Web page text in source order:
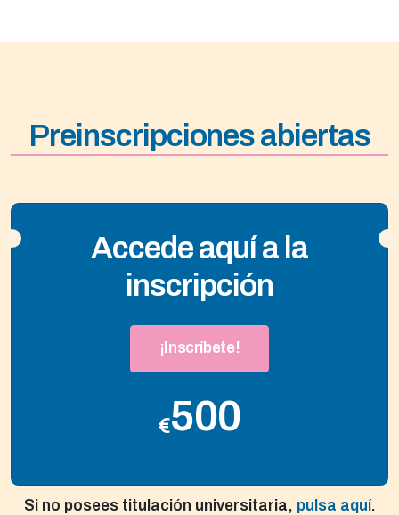
Preinscripciones abiertas
Accede aquí a la
inscripción
¡Inscríbete!
€500
Si no posees titulación universitaria, pulsa aquí.